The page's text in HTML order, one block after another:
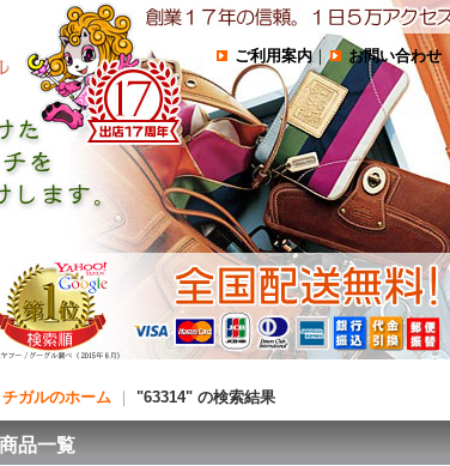
ご利用案内｜ お問い合わせ
ガルのホーム "63314" の検索結果
商品一覧